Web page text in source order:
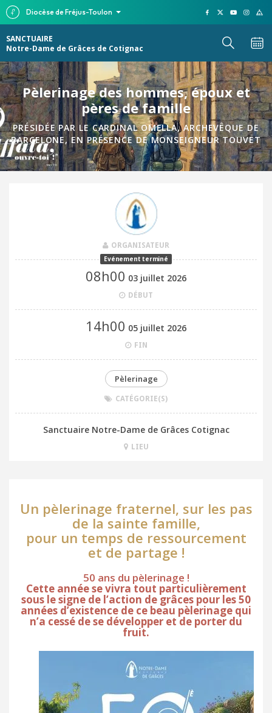
Diocèse de Fréjus-Toulon
SANCTUAIRE
Notre-Dame de Grâces de Cotignac
Pèlerinage des hommes, époux et
pères de famille
PRÉSIDÉE PAR LE CARDINAL OMELLA, ARCHEVÊQUE DE
BARCELONE, EN PRÉSENCE DE MONSEIGNEUR TOUVET
ORGANISATEUR
08h00 03 juillet 2026
DÉBUT
14h00 05 juillet 2026
FIN
Pèlerinage
CATÉGORIE(S)
Sanctuaire Notre-Dame de Grâces Cotignac
LIEU
Un pèlerinage fraternel, sur les pas
de la sainte famille,
pour un temps de ressourcement
et de partage !
50 ans du pèlerinage !
Cette année se vivra tout particulièrement
sous le signe de l’action de grâces pour les 50
années d’existence de ce beau pèlerinage qui
n’a cessé de se développer et de porter du
fruit.